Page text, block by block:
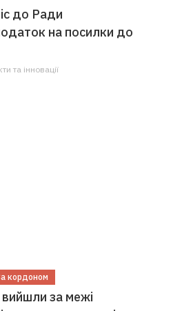
до Ради
на посилки до
та інновації
кордоном
за межі